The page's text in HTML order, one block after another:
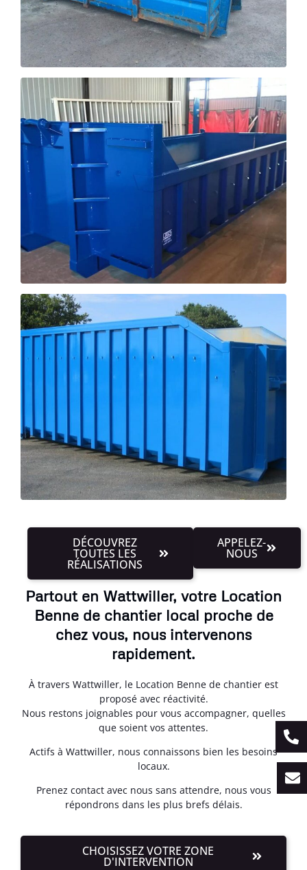
DÉCOUVREZ
TOUTES LES
RÉALISATIONS
APPELEZ-
NOUS
Partout en Wattwiller, votre Location
Benne de chantier local proche de
chez vous, nous intervenons
rapidement.
À travers Wattwiller, le Location Benne de chantier est
proposé avec réactivité.
Nous restons joignables pour vous accompagner, quelles
que soient vos attentes.
Actifs à Wattwiller, nous connaissons bien les besoins
locaux.
Prenez contact avec nous sans attendre, nous vous
répondrons dans les plus brefs délais.
CHOISISSEZ VOTRE ZONE
D'INTERVENTION